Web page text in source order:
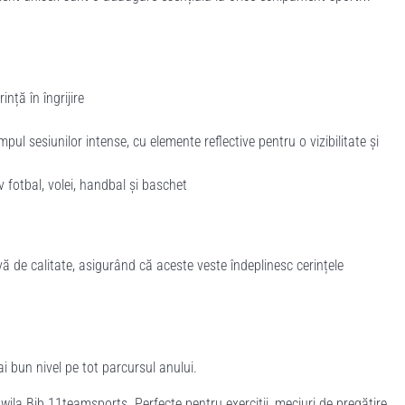
în îngrijire
sesiunilor intense, cu elemente reflective pentru o vizibilitate și
volei, handbal și baschet
de calitate, asigurând că aceste veste îndeplinesc cerințele
bun nivel pe tot parcursul anului.